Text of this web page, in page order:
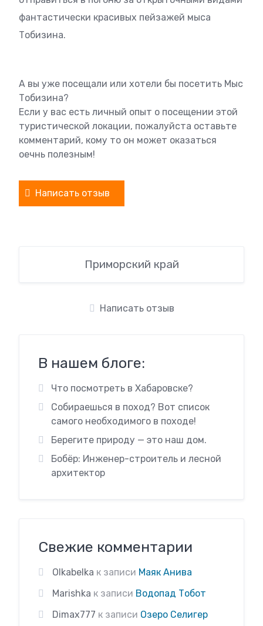
фантастически красивых пейзажей мыса
Тобизина.
А вы уже посещали или хотели бы посетить Мыс
Тобизина?
Если у вас есть личный опыт о посещении этой
туристической локации, пожалуйста оставьте
комментарий, кому то он может оказаться
оечнь полезным!
Написать отзыв
Приморский край
Написать отзыв
В нашем блоге:
Что посмотреть в Хабаровске?
Собираешься в поход? Вот список
самого необходимого в походе!
Берегите природу — это наш дом.
Бобёр: Инженер-строитель и лесной
архитектор
Свежие комментарии
Olkabelka к записи Маяк Анива
Marishka к записи Водопад Тобот
Dimax777 к записи Озеро Селигер